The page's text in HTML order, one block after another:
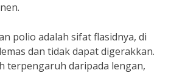
polio adalah sifat flasidnya, di
dan tidak dapat digerakkan.
terpengaruh daripada lengan,